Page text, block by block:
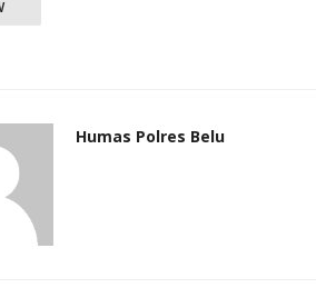
Humas Polres Belu